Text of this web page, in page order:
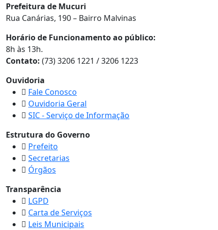
Prefeitura de Mucuri
Rua Canárias, 190 – Bairro Malvinas
Horário de Funcionamento ao público:
8h às 13h.
Contato: (73) 3206 1221 / 3206 1223
Ouvidoria
Fale Conosco
Ouvidoria Geral
SIC - Serviço de Informação
Estrutura do Governo
Prefeito
Secretarias
Órgãos
Transparência
LGPD
Carta de Serviços
Leis Municipais